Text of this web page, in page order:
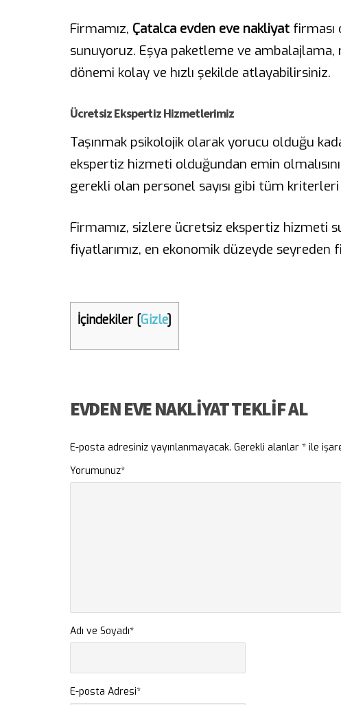
Firmamız, Çatalca evden eve nakliyat firması
sunuyoruz. Eşya paketleme ve
dönemi kolay ve hızlı şekilde atlayabilirsiniz.
Ücretsiz Ekspertiz Hizmetlerimiz
Taşınmak psikolojik olarak yorucu olduğu
ekspertiz hizmeti olduğundan emin
gerekli olan personel sayısı gibi tüm
Firmamız, sizlere ücretsiz ekspertiz hizmeti
fiyatlarımız, en ekonomik düzeyde seyreden
İçindekiler [Gizle]
EVDEN EVE NAKLIYAT TEKLIF AL
E-posta adresiniz yayınlanmayacak. Gerekli alanlar * ile
Yorumunuz*
Adı ve Soyadı*
E-posta Adresi*